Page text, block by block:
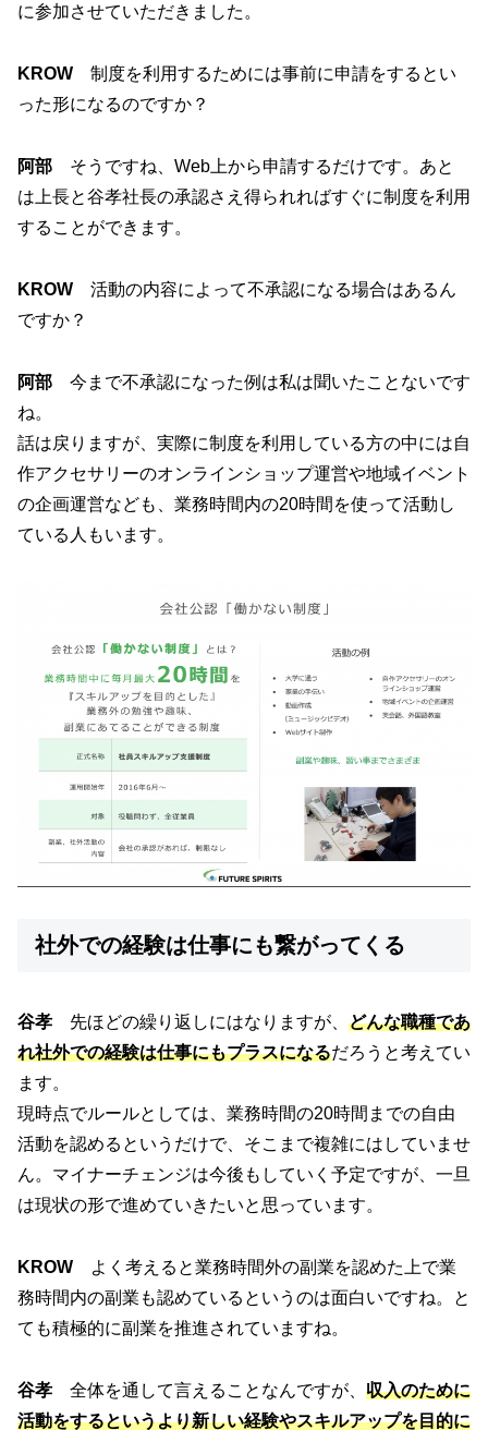
に参加させていただきました。
KROW 制度を利用するためには事前に申請をするとい
った形になるのですか？
阿部 そうですね、Web上から申請するだけです。あと
は上長と谷孝社長の承認さえ得られればすぐに制度を利用
することができます。
KROW 活動の内容によって不承認になる場合はあるん
ですか？
阿部 今まで不承認になった例は私は聞いたことないです
ね。
話は戻りますが、実際に制度を利用している方の中には自
作アクセサリーのオンラインショップ運営や地域イベント
の企画運営なども、業務時間内の20時間を使って活動し
ている人もいます。
社外での経験は仕事にも繋がってくる
谷孝 先ほどの繰り返しにはなりますが、 どんな職種であ
れ社外での経験は仕事にもプラスになるだろうと考えてい
ます。
現時点でルールとしては、業務時間の20時間までの自由
活動を認めるというだけで、そこまで複雑にはしていませ
ん。マイナーチェンジは今後もしていく予定ですが、一旦
は現状の形で進めていきたいと思っています。
KROW
よく考えると業務時間外の副業を認めた上で業
務時間内の副業も認めているというのは面白いですね。と
ても積極的に副業を推進されていますね。
谷孝 全体を通して言えることなんですが、 収入のために
活動をするというより新しい経験やスキルアップを目的に